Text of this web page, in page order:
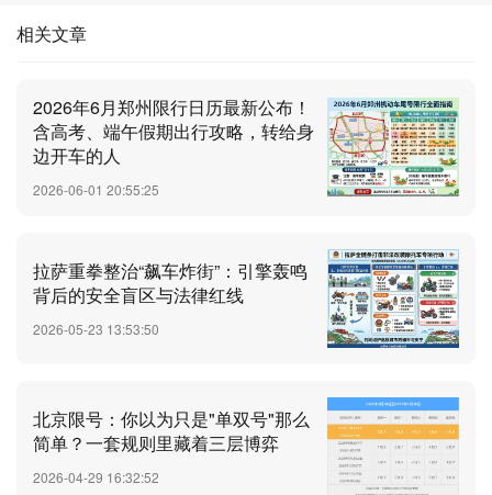
相关文章
2026年6月郑州限行日历最新公布！
含高考、端午假期出行攻略，转给身
边开车的人
2026-06-01 20:55:25
拉萨重拳整治“飙车炸街”：引擎轰鸣
背后的安全盲区与法律红线
2026-05-23 13:53:50
北京限号：你以为只是"单双号"那么
简单？一套规则里藏着三层博弈
2026-04-29 16:32:52